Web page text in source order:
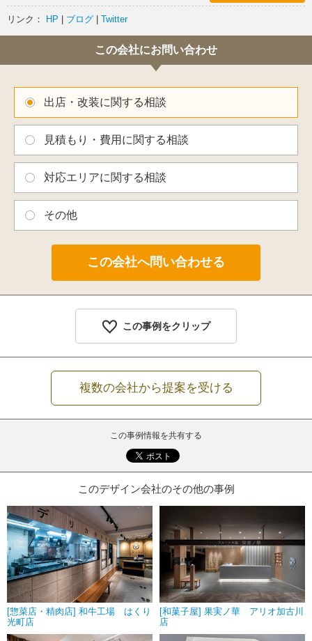
リンク： HP | ブログ | Twitter
この会社にお問い合わせ
出店・改装に関する相談
見積もり・費用に関する相談
対応エリアに関する相談
その他
この事例をクリップ
複数の会社から提案を受ける
この事例情報を共有する
このデザイン会社のその他の事例
[惣菜店・精肉店] 和牛工場 はくり
光町店
[和菓子屋] 果実ノ華 アリオ加古川
店